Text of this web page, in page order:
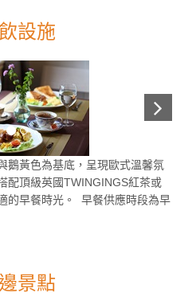
設施
鵝黃色為基底，呈現歐式溫馨氛
配頂級英國TWINGINGS紅茶或
的早餐時光。 早餐供應時段為早
景點